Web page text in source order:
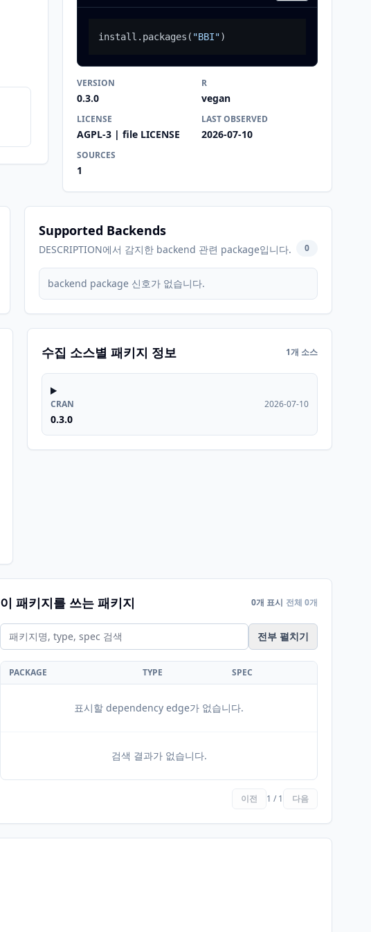
install.packages ( "BBI")
VERSION
0.3.0
R
vegan
LICENSE
AGPL-3 | file LICENSE
LAST OBSERVED
2026-07-10
SOURCES
1
Supported Backends
DESCRIPTION에서 감지한 backend 관련 package입니다. 0
backend package 신호가 없습니다.
수집 소스별 패키지 정보 1개 소스
CRAN
0.3.0
2026-07-10
이 패키지를 쓰는 패키지 0개 표시 전체 0개
전부 펼치기
PACKAGE TYPE SPEC
표시할 dependency edge가 없습니다.
검색 결과가 없습니다.
이전 1 / 1 다음